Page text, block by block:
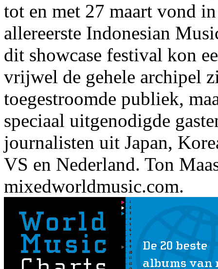
tot en met 27 maart vond
allereerste Indonesian
dit showcase festival kon
vrijwel de gehele archipel
toegestroomde publiek,
speciaal uitgenodigde
journalisten uit Japan,
VS en Nederland. Ton
mixedworldmusic.com.